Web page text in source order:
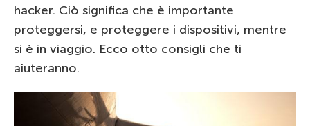
hacker. Ciò significa che è importante
proteggersi, e proteggere i dispositivi, mentre
si è in viaggio. Ecco otto consigli che ti
aiuteranno.